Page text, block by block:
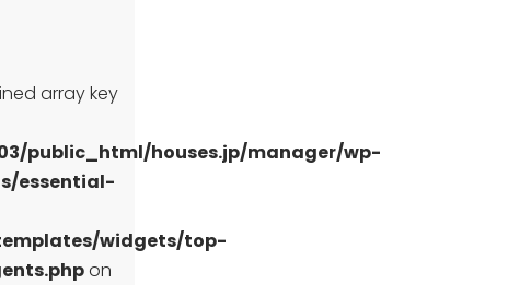
array key
public_html/houses.jp/manager/wp-
essential-
widgets/top-
on